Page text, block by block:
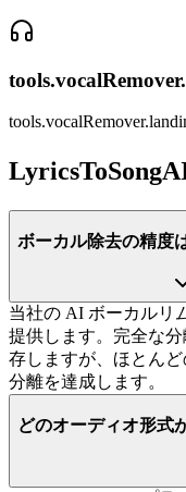
ボーカル除去の精度
当社の AI ボーカルリ
提供します。完全な
存しますが、ほとん
分離を達成します。
どのオーディオ形式